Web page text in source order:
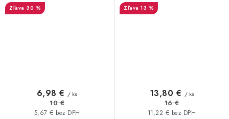
30 %
5,67 € bez DPH
6,98 € / ks
10 €
13 %
11,22 € bez DPH
13,80 € / ks
16 €